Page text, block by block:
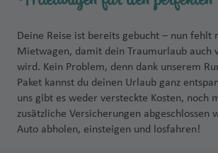
Deine Reise ist bereits gebucht – nun fehlt
Mietwagen, damit dein Traumurlaub auch
wird. Kein Problem, denn dank unserem
Paket kannst du deinen Urlaub ganz
uns gibt es weder versteckte Kosten, noch
zusätzliche Versicherungen abgeschlossen
Auto abholen, einsteigen und losfahren!